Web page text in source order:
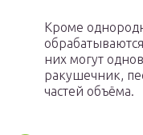
Кроме
них могут
ракушечник,
частей объёма.